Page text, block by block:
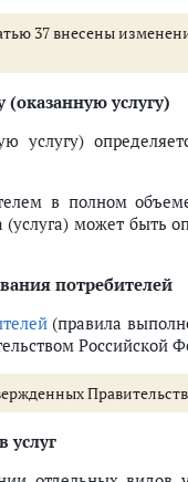
37 внесены
услугу)
услугу)
в полном
(услуга) может быть
потребителей
(правила
Российской
услуг